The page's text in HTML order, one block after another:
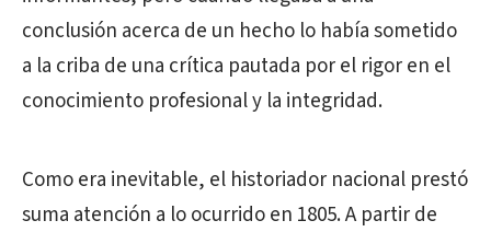
conclusión acerca de un hecho lo había sometido
a la criba de una crítica pautada por el rigor en el
conocimiento profesional y la integridad.
Como era inevitable, el historiador nacional prestó
suma atención a lo ocurrido en 1805. A partir de